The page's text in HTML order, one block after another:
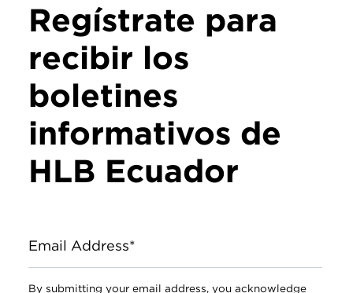
Regístrate para
recibir los
boletines
informativos de
HLB Ecuador
Email Address*
By submitting your email address, you acknowledge